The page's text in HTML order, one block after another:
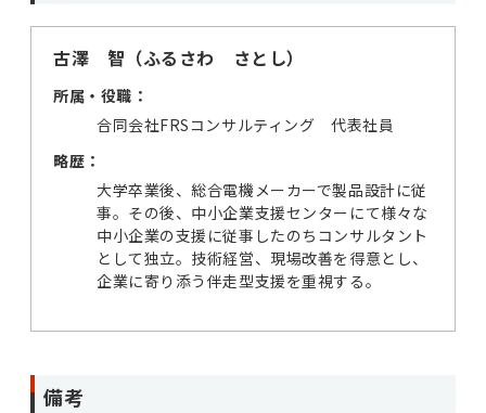
古澤 智（ふるさわ さとし）
所属・役職：
合同会社FRSコンサルティング 代表社員
略歴：
大学卒業後、総合電機メーカーで製品設計に従
事。その後、中小企業支援センターにて様々な
中小企業の支援に従事したのちコンサルタント
として独立。技術経営、現場改善を得意とし、
企業に寄り添う伴走型支援を重視する。
備考